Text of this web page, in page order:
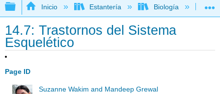
Expandir/contraer jerarquía global
Inicio Estantería Biología
14.7: Trastornos del Sistema
Esquelético
Page ID
Suzanne Wakim and Mandeep Grewal